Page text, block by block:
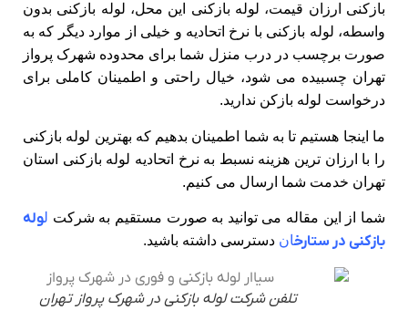
بازکنی ارزان قیمت، لوله بازکنی این محل، لوله بازکنی بدون
واسطه، لوله بازکنی با نرخ اتحادیه و خیلی از موارد دیگر که به
صورت برچسب در درب منزل شما برای محدوده شهرک پرواز
تهران چسبیده می شود، خیال راحتی و اطمینان کاملی برای
درخواست لوله بازکن ندارید.
ما اینجا هستیم تا به شما اطمینان بدهیم که بهترین لوله بازکنی
را با ارزان ترین هزینه نسبط به نرخ اتحادیه لوله بازکنی استان
تهران خدمت شما ارسال می کنیم.
شما از این مقاله می توانید به صورت مستقیم به شرکتلوله
بازکنی در ستارخاندسترسی داشته باشید.
تلفن شرکت لوله بازکنی در شهرک پرواز تهران